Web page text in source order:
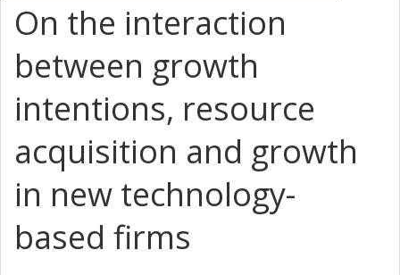
On the interaction
between growth
intentions, resource
acquisition and growth
in new technology-
based firms